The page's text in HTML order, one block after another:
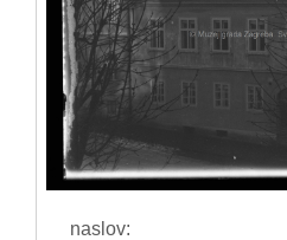
naslov: